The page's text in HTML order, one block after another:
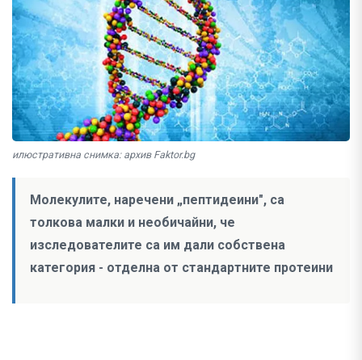
илюстративна снимка: архив Faktor.bg
Молекулите, наречени „пептидеини", са
толкова малки и необичайни, че
изследователите са им дали собствена
категория - отделна от стандартните протеини